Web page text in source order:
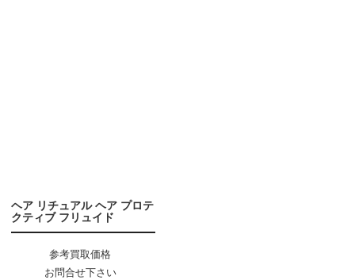
ヘア リチュアル ヘア プロテ
クティブ フリュイド
参考買取価格
お問合せ下さい